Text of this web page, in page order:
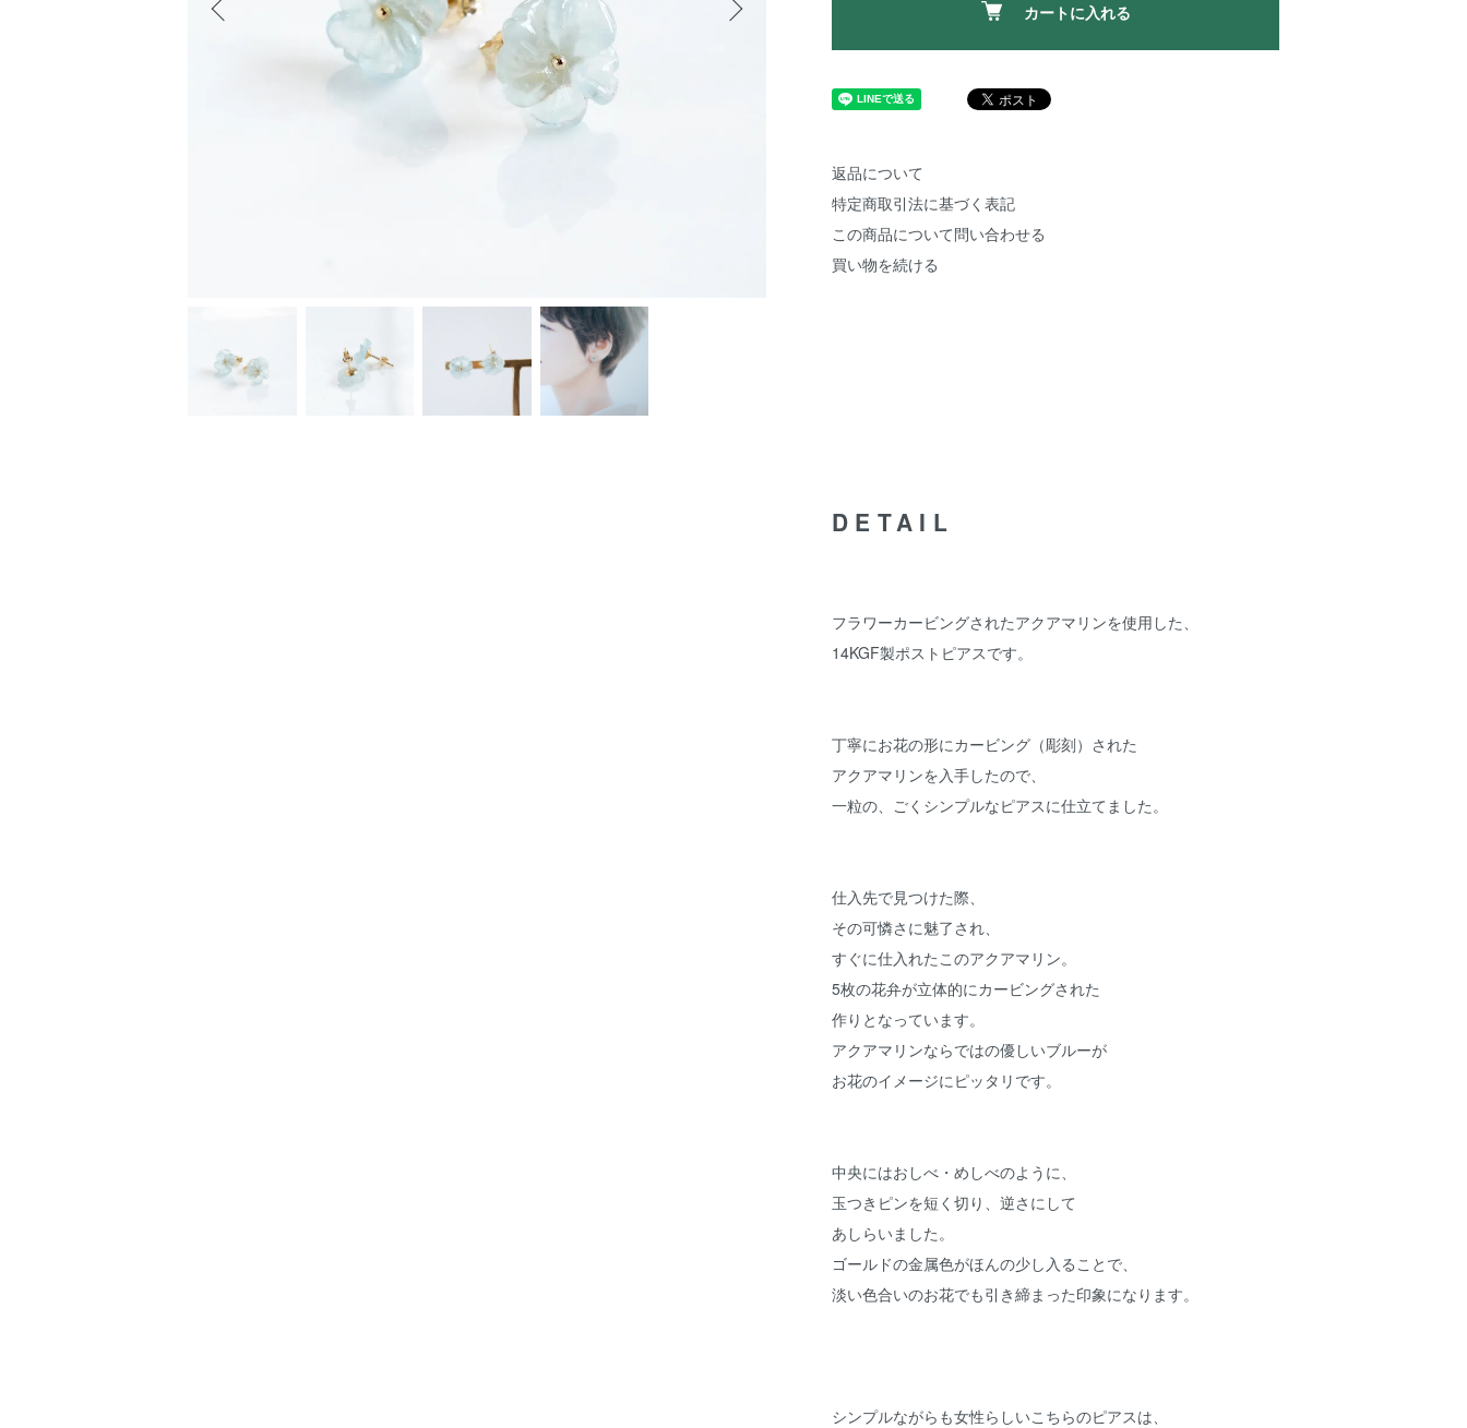
カートに入れる
返品について
特定商取引法に基づく表記
この商品について問い合わせる
買い物を続ける
DETAIL
フラワーカービングされたアクアマリンを使用した、
14KGF製ポストピアスです。
丁寧にお花の形にカービング（彫刻）された
アクアマリンを入手したので、
一粒の、ごくシンプルなピアスに仕立てました。
仕入先で見つけた際、
その可憐さに魅了され、
すぐに仕入れたこのアクアマリン。
5枚の花弁が立体的にカービングされた
作りとなっています。
アクアマリンならではの優しいブルーが
お花のイメージにピッタリです。
中央にはおしべ・めしべのように、
玉つきピンを短く切り、逆さにして
あしらいました。
ゴールドの金属色がほんの少し入ることで、
淡い色合いのお花でも引き締まった印象になります。
シンプルながらも女性らしいこちらのピアスは、